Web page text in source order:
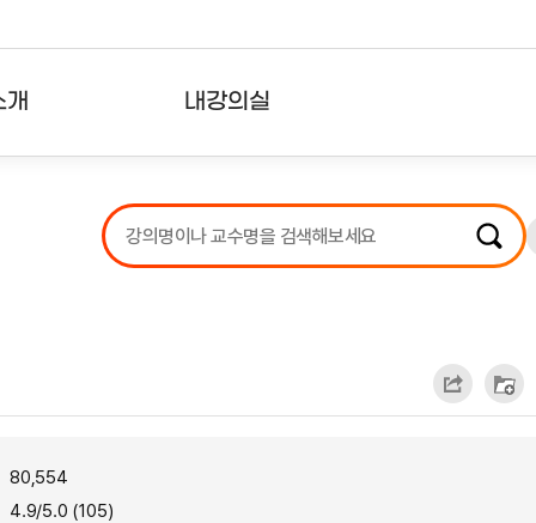
내강의실
강의리스트
수강확인증강의
80,554
4.9/5.0 (105)